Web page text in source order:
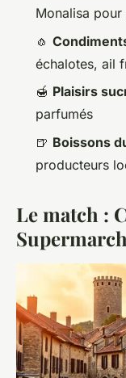
Monalisa
🧄
échalotes, ail
🍯 Plaisirs
parfumés
🍺 Boissons
producteurs
Le match :